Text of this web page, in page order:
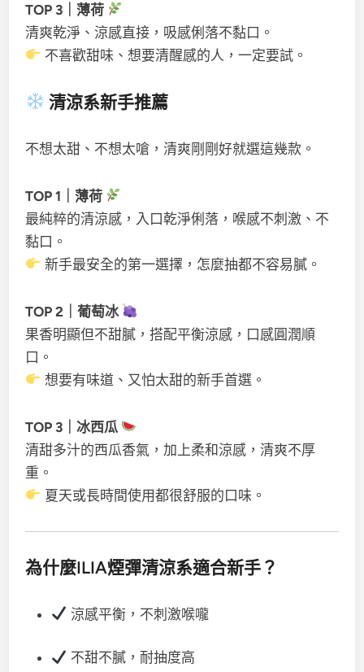
TOP 3｜薄荷
清爽乾淨、涼感直接，吸感俐落不黏口。
不喜歡甜味、想要清醒感的人，一定要試。
清涼系新手推薦
不想太甜、不想太嗆，清爽剛剛好就選這幾款。
TOP 1｜薄荷
最純粹的清涼感，入口乾淨俐落，喉感不刺激、不
黏口。
新手最安全的第一選擇，怎麼抽都不容易膩。
TOP 2｜葡萄冰
果香明顯但不甜膩，搭配平衡涼感，口感圓潤順
口。
想要有味道、又怕太甜的新手首選。
TOP 3｜冰西瓜
清甜多汁的西瓜香氣，加上柔和涼感，清爽不厚
重。
夏天或長時間使用都很舒服的口味。
為什麼ILIA煙彈清涼系適合新手？
涼感平衡，不刺激喉嚨
不甜不膩，耐抽度高